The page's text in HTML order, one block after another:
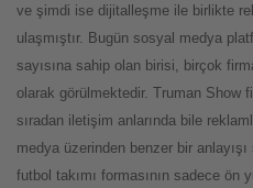
ve şimdi ise dijitalleşme ile birlikte
ulaşmıştır. Bugün sosyal medya
sayısına sahip olan birisi, birçok
olarak görülmektedir. Truman Show
sıradan iletişim anlarında bile
medya üzerinden benzer bir
futbol takımı formasının sadece ön